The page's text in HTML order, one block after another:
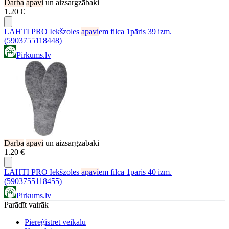
Darba apavi un aizsargzābaki
1.20 €
LAHTI PRO Iekšzoles apaviem filca 1pāris 39 izm.
(5903755118448)
Pirkums.lv
Darba apavi un aizsargzābaki
1.20 €
LAHTI PRO Iekšzoles apaviem filca 1pāris 40 izm.
(5903755118455)
Pirkums.lv
Parādīt vairāk
Piereģistrēt veikalu